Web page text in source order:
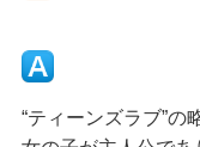
“ティーンズラブ”の